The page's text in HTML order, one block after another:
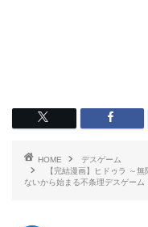
HOME
デスゲーム
【完結漫画】ヒドゥラ ～
ないから始まる不条理デスゲーム